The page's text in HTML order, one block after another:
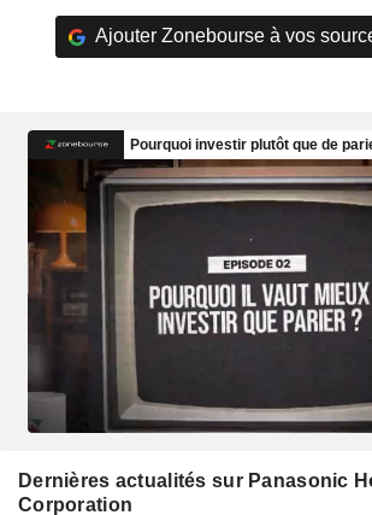
Ajouter Zonebourse à vos
Dernières actualités sur Panasonic
Corporation